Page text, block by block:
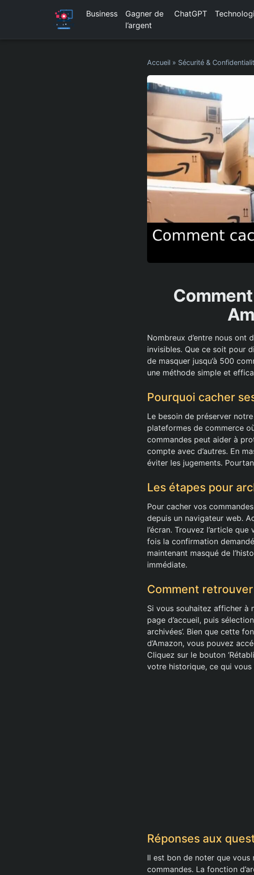
Business
Gagner de
l’argent
ChatGPT
Accueil » Sécurité &
Nombreux d’entre nous ont
invisibles. Que ce soit pour
de masquer jusqu’à 500
une méthode simple et
Pourquoi cacher
Le besoin de préserver
plateformes de commerce
commandes peut aider à
compte avec d’autres. En
éviter les jugements.
Les étapes pour
Pour cacher vos
depuis un navigateur web.
l’écran. Trouvez l’article
fois la confirmation
maintenant masqué de
immédiate.
Comment
Si vous souhaitez afficher à
page d’accueil, puis
archivées’. Bien que cette
d’Amazon, vous pouvez
Cliquez sur le bouton
votre historique, ce qui
Réponses aux
Il est bon de noter que
commandes. La fonction